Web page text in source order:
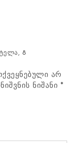
8
არ
ნიშანი *